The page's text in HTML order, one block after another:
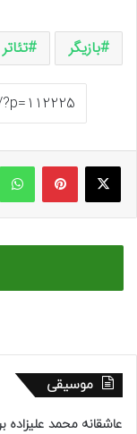
بازیگر تئاتر
ایکس پینتریست
موسیقی
عاشقانه محمد